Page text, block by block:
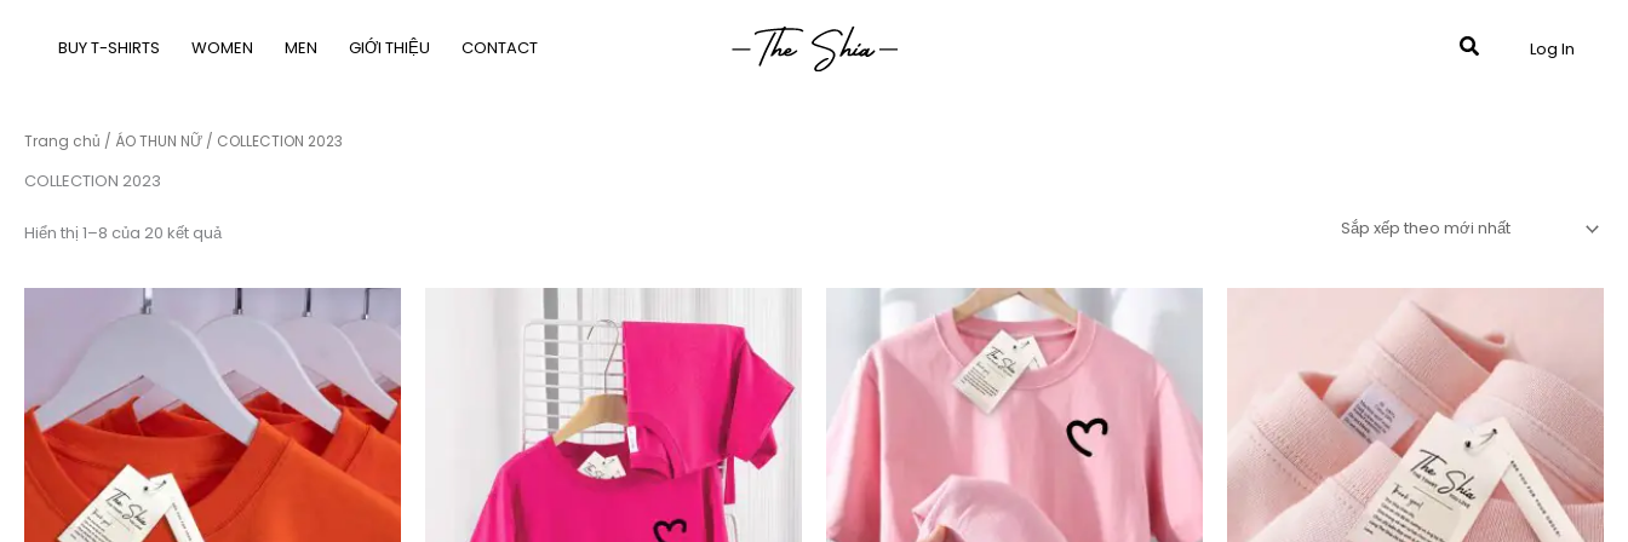
BUY T-SHIRTS WOMEN MEN GIỚI THIỆU CONTACT
Tìm
Log In
Trang chủ / ÁO THUN NỮ / COLLECTION 2023
COLLECTION 2023
Hiển thị 1–8 của 20 kết quảĐã
mới
nhất